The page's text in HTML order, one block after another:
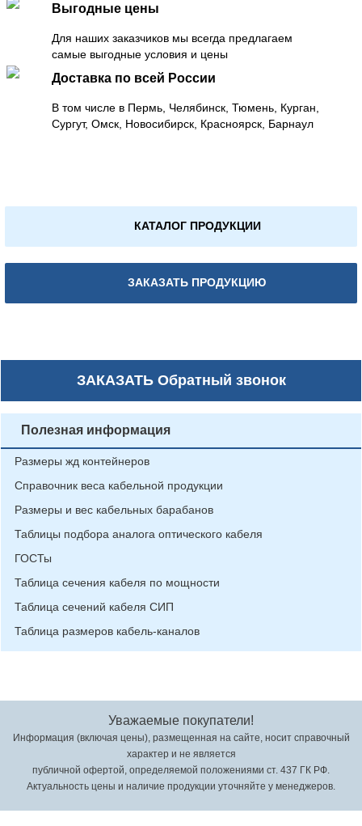
Выгодные цены
Для наших заказчиков мы всегда предлагаем
самые выгодные условия и цены
Доставка по всей России
В том числе в Пермь, Челябинск, Тюмень, Курган,
Сургут, Омск, Новосибирск, Красноярск, Барнаул
КАТАЛОГ ПРОДУКЦИИ
ЗАКАЗАТЬ ПРОДУКЦИЮ
ЗАКАЗАТЬОбратный звонок
Полезная информация
Размеры жд контейнеров
Справочник веса кабельной продукции
Размеры и вес кабельных барабанов
Таблицы подбора аналога оптического кабеля
ГОСТы
Таблица сечения кабеля по мощности
Таблица сечений кабеля СИП
Таблица размеров кабель-каналов
Уважаемые покупатели!
Информация (включая цены), размещенная на сайте, носит справочный
характер и не является
публичной офертой, определяемой положениями ст. 437 ГК РФ.
Актуальность цены и наличие продукции уточняйте у менеджеров.